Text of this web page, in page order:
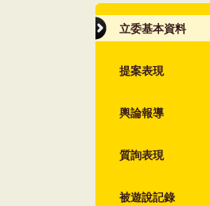
立委基本資料
提案表現
輿論報導
質詢表現
被遊說記錄